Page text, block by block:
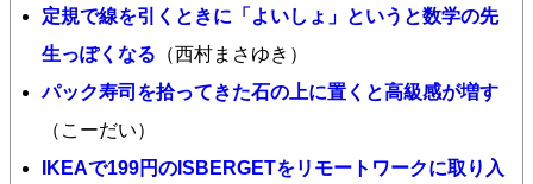
定規で線を引くときに「よいしょ」というと数学の先
生っぽくなる （西村まさゆき）
パック寿司を拾ってきた石の上に置くと高級感が増す
（こーだい）
IKEAで199円のISBERGETをリモートワークに取り入